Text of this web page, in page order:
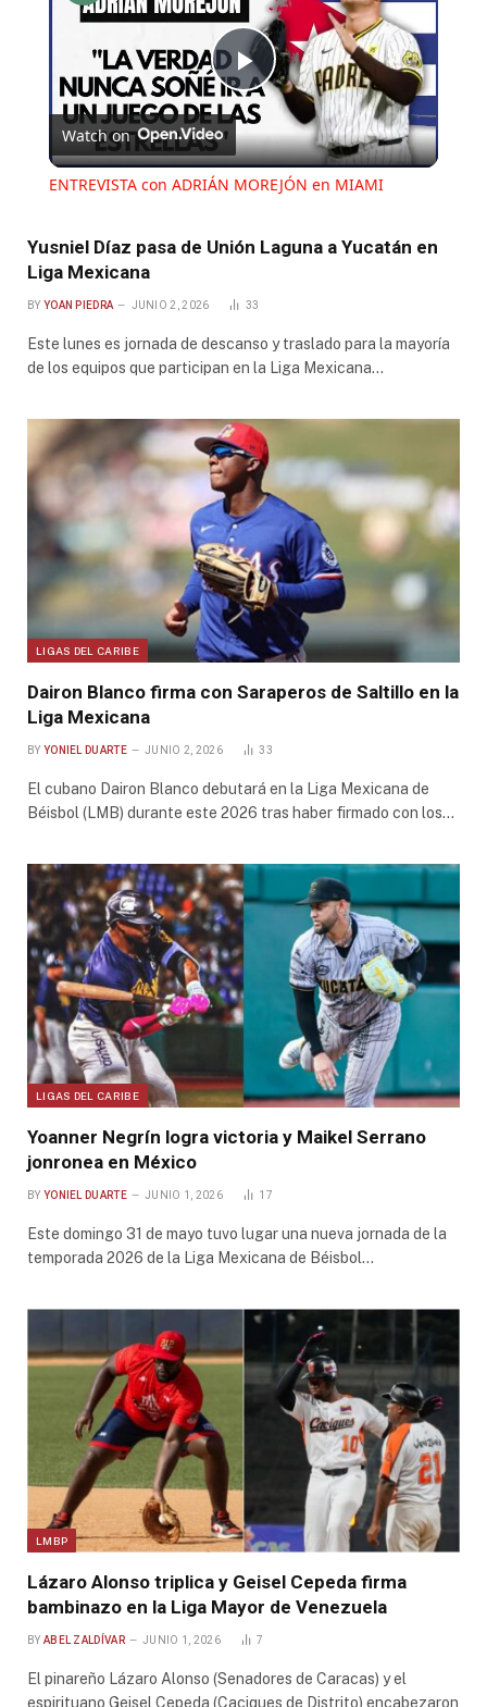
Play
Video
Watch on
ENTREVISTA con ADRIÁN MOREJÓN en MIAMI
Yusniel Díaz pasa de Unión Laguna a Yucatán en
Liga Mexicana
BY YOAN PIEDRA JUNIO 2, 2026 33
Este lunes es jornada de descanso y traslado para la mayoría
de los equipos que participan en la Liga Mexicana…
LIGAS DEL CARIBE
Dairon Blanco firma con Saraperos de Saltillo en la
Liga Mexicana
BY YONIEL DUARTE JUNIO 2, 2026 33
El cubano Dairon Blanco debutará en la Liga Mexicana de
Béisbol (LMB) durante este 2026 tras haber firmado con los…
LIGAS DEL CARIBE
Yoanner Negrín logra victoria y Maikel Serrano
jonronea en México
BY YONIEL DUARTE JUNIO 1, 2026 17
Este domingo 31 de mayo tuvo lugar una nueva jornada de la
temporada 2026 de la Liga Mexicana de Béisbol…
LMBP
Lázaro Alonso triplica y Geisel Cepeda firma
bambinazo en la Liga Mayor de Venezuela
BY ABEL ZALDÍVAR JUNIO 1, 2026 7
El pinareño Lázaro Alonso (Senadores de Caracas) y el
espirituano Geisel Cepeda (Caciques de Distrito) encabezaron